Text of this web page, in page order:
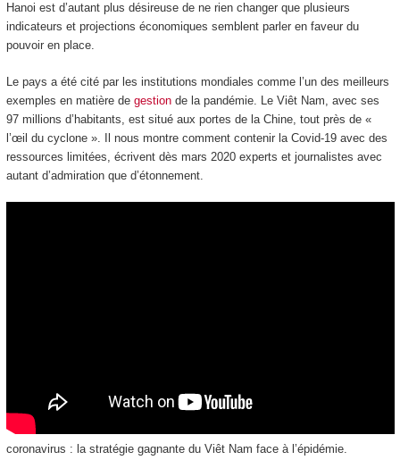
Hanoi est d’autant plus désireuse de ne rien changer que plusieurs
indicateurs et projections économiques semblent parler en faveur du
pouvoir en place.
Le pays a été cité par les institutions mondiales comme l’un des meilleurs
exemples en matière de gestionde la pandémie. Le Viêt Nam, avec ses
97 millions d’habitants, est situé aux portes de la Chine, tout près de «
l’œil du cyclone ». Il nous montre comment contenir la Covid-19 avec des
ressources limitées, écrivent dès mars 2020 experts et journalistes avec
autant d’admiration que d’étonnement.
coronavirus : la stratégie gagnante du Viêt Nam face à l’épidémie.